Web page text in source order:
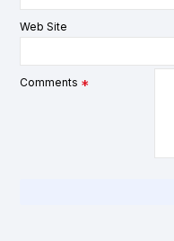
Web Site
Comments